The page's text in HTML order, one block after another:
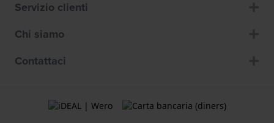
Servizio clienti
Chi siamo
Contattaci